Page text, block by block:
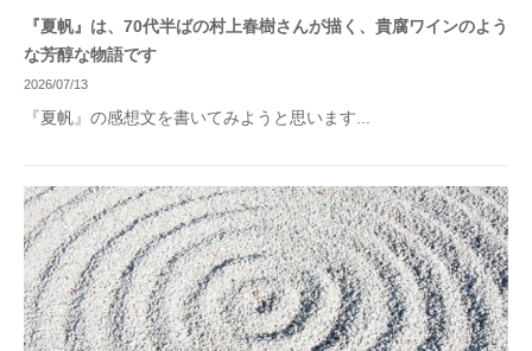
『夏帆』は、70代半ばの村上春樹さんが描く、貴腐ワインのよう
な芳醇な物語です
2026/07/13
『夏帆』の感想文を書いてみようと思います...